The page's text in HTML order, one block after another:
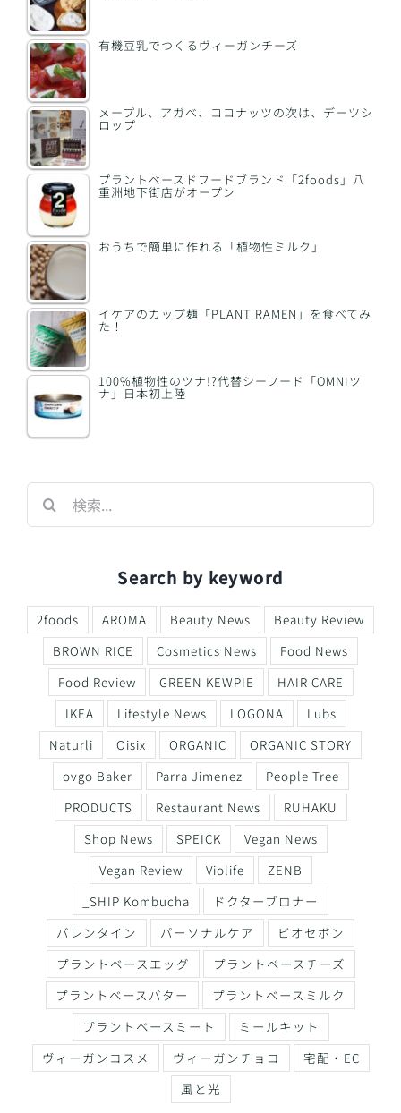
有機豆乳でつくるヴィーガンチーズ
メープル、アガベ、ココナッツの次は、デーツシ
ロップ
プラントベースドフードブランド「2foods」八
重洲地下街店がオープン
おうちで簡単に作れる「植物性ミルク」
イケアのカップ麺「PLANT RAMEN」を食べてみ
た！
100%植物性のツナ!?代替シーフード「OMNIツ
ナ」日本初上陸
Search by keyword
2foods AROMA Beauty News
Beauty Review
BROWN RICE
Cosmetics News
Food News
Food Review
GREEN KEWPIE
HAIR CARE
IKEA
Lifestyle News LOGONA
Lubs
Naturli
Oisix ORGANIC
ORGANIC STORY
ovgo Baker
Parra Jimenez
People Tree
PRODUCTS
Restaurant News
RUHAKU
Shop News
SPEICK
Vegan News
Vegan Review
Violife
ZENB
_SHIP Kombucha
ドクターブロナー
バレンタイン
パーソナルケア
ビオセボン
プラントベースエッグ
プラントベースチーズ
プラントベースバター
プラントベースミルク
プラントベースミート
ミールキット
ヴィーガンコスメ
ヴィーガンチョコ
宅配・EC
風と光